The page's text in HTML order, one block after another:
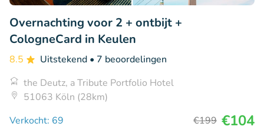
Overnachting voor 2 + ontbijt +
CologneCard in Keulen
8.5 Uitstekend • 7 beoordelingen
the Deutz, a Tribute Portfolio Hotel
51063 Köln (28km)
Verkocht: 69
€199 €104